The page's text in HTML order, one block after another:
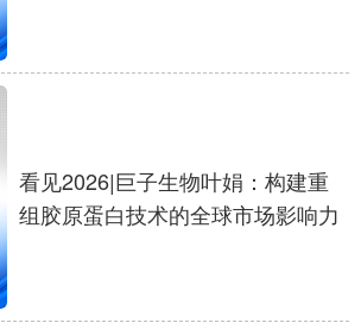
乡村振兴
看见2026|巨子生物叶娟：构建重
组胶原蛋白技术的全球市场影响力